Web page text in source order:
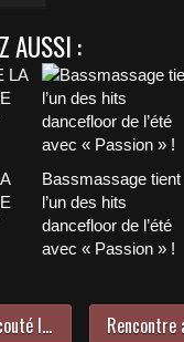
AUSSI :
Bassmassage tient
l’un des hits
dancefloor de l’été
avec « Passion » !
Nous avons écouté l’EP de Conrad Sewell !